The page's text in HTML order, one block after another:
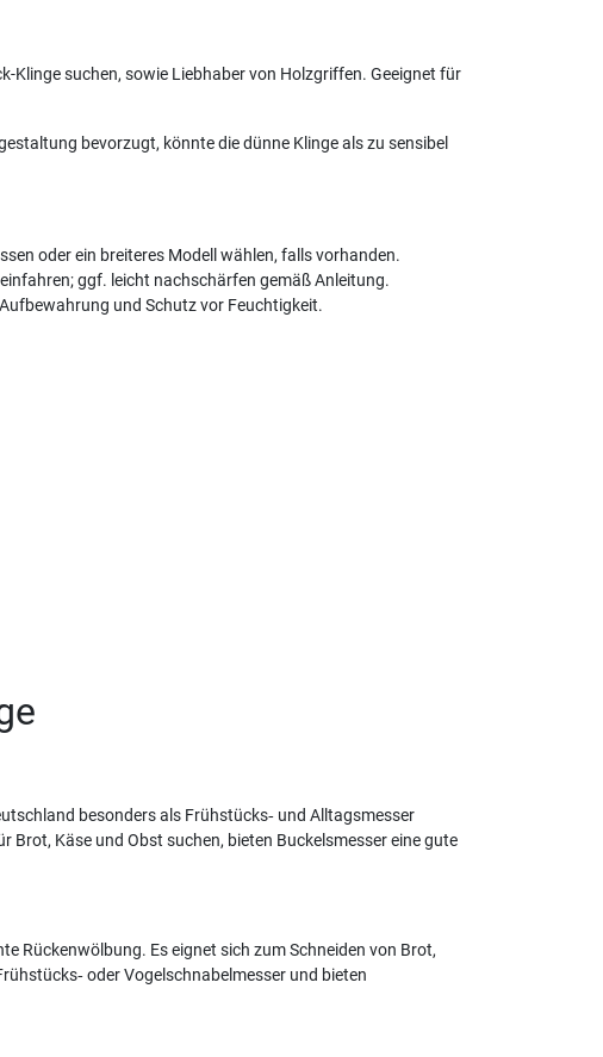
Klinge suchen, sowie Liebhaber von Holzgriffen. Geeignet für
bevorzugt, könnte die dünne Klinge als zu sensibel
oder ein breiteres Modell wählen, falls vorhanden.
ggf. leicht nachschärfen gemäß Anleitung.
und Schutz vor Feuchtigkeit.
besonders als Frühstücks‑ und Alltagsmesser
Käse und Obst suchen, bieten Buckelsmesser eine gute
Rückenwölbung. Es eignet sich zum Schneiden von Brot,
oder Vogelschnabelmesser und bieten